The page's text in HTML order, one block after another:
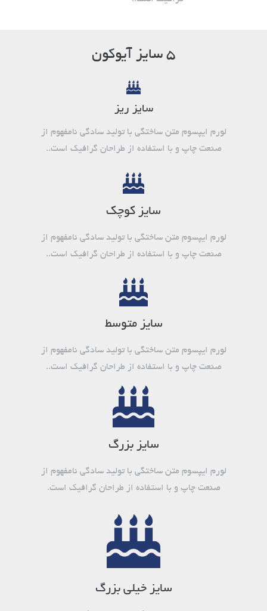
۵ سایز آیوکون
سایز ریز
لورم ایپسوم متن ساختگی با تولید سادگی نامفهوم از
صنعت چاپ و با استفاده از طراحان گرافیک است..
سایز کوچک
لورم ایپسوم متن ساختگی با تولید سادگی نامفهوم از
صنعت چاپ و با استفاده از طراحان گرافیک است..
سایز متوسط
لورم ایپسوم متن ساختگی با تولید سادگی نامفهوم از
صنعت چاپ و با استفاده از طراحان گرافیک است..
سایز بزرگ
لورم ایپسوم متن ساختگی با تولید سادگی نامفهوم از
صنعت چاپ و با استفاده از طراحان گرافیک است.
سایز خیلی بزرگ